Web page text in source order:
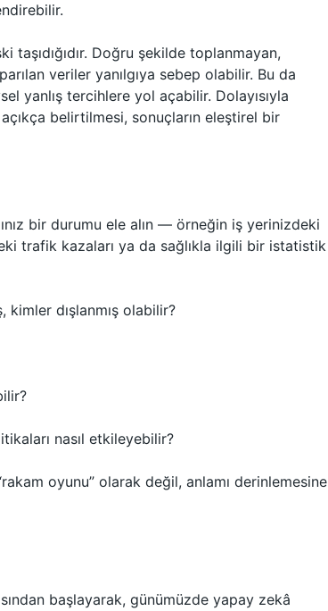
Doğru şekilde toplanmayan,
veriler yanılgıya sebep olabilir. Bu da
yanlış tercihlere yol açabilir. Dolayısıyla
belirtilmesi, sonuçların eleştirel bir
bir durumu ele alın — örneğin iş yerinizdeki
trafik kazaları ya da sağlıkla ilgili bir istatistik
kimler dışlanmış olabilir?
nasıl etkileyebilir?
oyunu” olarak değil, anlamı derinlemesine
başlayarak, günümüzde yapay zekâ